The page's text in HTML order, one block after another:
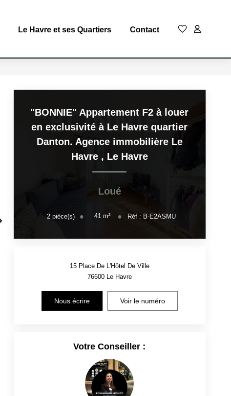
Le Havre et ses Quartiers Contact
"BONNIE" Appartement F2 à louer
en exclusivité à Le Havre quartier
Danton. Agence immobilière Le
Havre , Le Havre
Loué
2pièce(s) 41m² Réf : B-E2ASMU
15 Place De L'Hôtel De Ville
76600 Le Havre
Nous écrire Voir le numéro
Votre Conseiller :